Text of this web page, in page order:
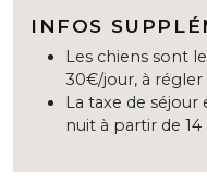
INFOS
Les chiens sont
30€/jour, à régler
La taxe de
nuit à partir de 14